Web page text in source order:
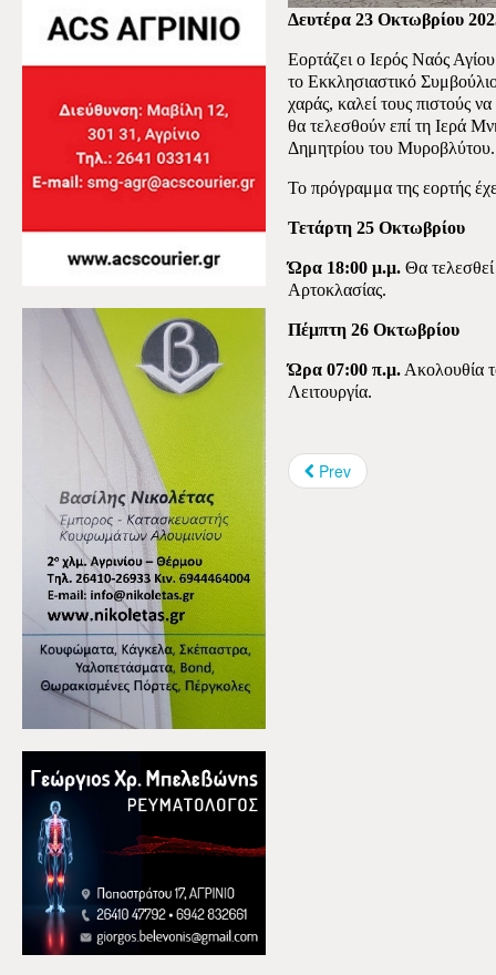
Δευτέρα 23 Οκτωβρίου
Εορτάζει ο Ιερός Ναός
το Εκκλησιαστικό
χαράς, καλεί τους πιστούς
θα τελεσθούν επί τη Ιερά
Δημητρίου του Μυροβλύτου.
Το πρόγραμμα της εορτής
Τετάρτη 25 Οκτωβρίου
Ώρα 18:00 μ.μ. Θα
Αρτοκλασίας.
Πέμπτη 26 Οκτωβρίου
Ώρα 07:00 π.μ. Ακολουθία
Λειτουργία.
Prev